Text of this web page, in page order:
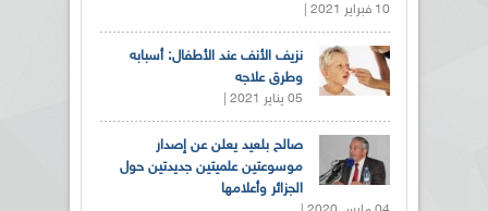
10 فبراير 2021 |
نزيف الأنف عند الأطفال: أسبابه
وطرق علاجه
05 يناير 2021 |
صالح بلعيد يعلن عن إصدار
موسوعتين علميتين جديدتين حول
الجزائر وأعلامها